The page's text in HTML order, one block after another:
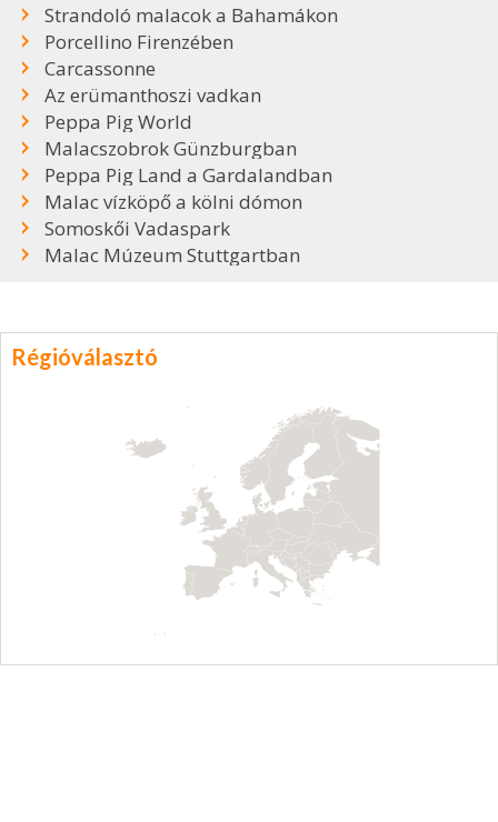
Strandoló malacok a Bahamákon
Porcellino Firenzében
Carcassonne
Az erümanthoszi vadkan
Peppa Pig World
Malacszobrok Günzburgban
Peppa Pig Land a Gardalandban
Malac vízköpő a kölni dómon
Somoskői Vadaspark
Malac Múzeum Stuttgartban
Régióválasztó